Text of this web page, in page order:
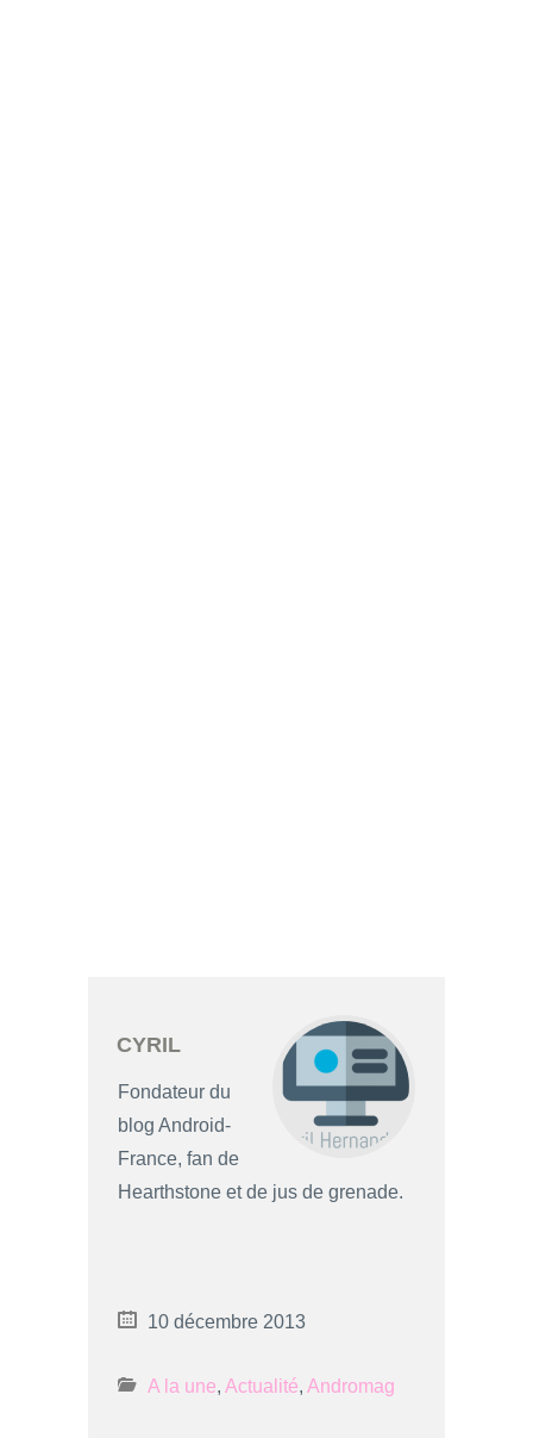
CYRIL
Fondateur du
blog Android-
France, fan de
Hearthstone et de jus de grenade.
10 décembre 2013
A la une, Actualité, Andromag